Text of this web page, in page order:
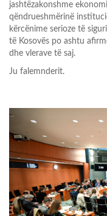
jashtëzakonshme
qëndrueshmërinë
kërcënime serioze të
të Kosovës po ashtu
dhe vlerave të saj.
Ju falemnderit.